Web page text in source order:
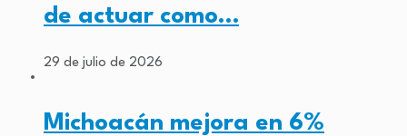
de actuar como…
29 de julio de 2026
Michoacán mejora en 6%